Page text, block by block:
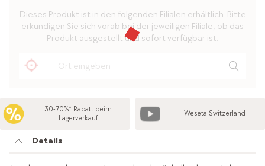
Dieses Produkt ist in den folgenden Filialen erhältlich. Bitte
erkundigen Sie sich vorab bei der jeweiligen Filiale, ob das
Produkt ausgestellt und sofort verfügbar ist.
30-70%* Rabatt beim
Lagerverkauf
Weseta Switzerland
Details